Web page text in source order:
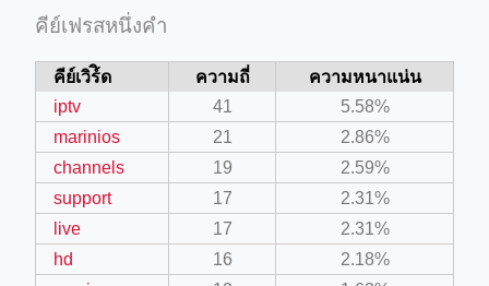
คีย์เฟรสหนึ่งคำ
คีย์เวิร์ิด ความถี่
ความหนาแน่น
iptv
41
5.58%
marinios
21
2.86%
channels
19
2.59%
support
17
2.31%
live
17
2.31%
hd
16
2.18%